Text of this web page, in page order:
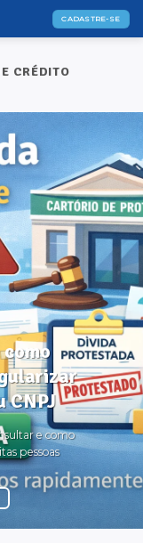
CADASTRE-SE
CRÉDITO
CNPJ
e como
pessoas